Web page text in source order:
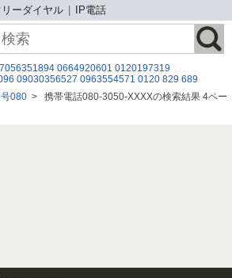
リーダイヤル IP電話
0664920601 0120197319
09030356527 0963554571 0120 829 689
08080884700 0677770936
0936128008
0334090506 0223887771 080-1600-6476
080 > 携帯電話080-3050-XXXXの検索結果 4ペー